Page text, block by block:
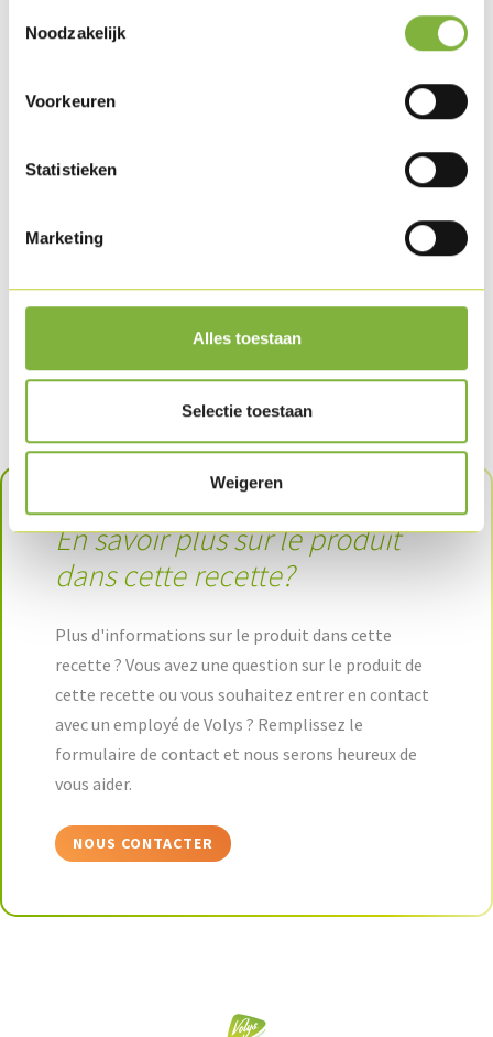
Noodzakelijk
Voorkeuren
Statistieken
Marketing
Alles toestaan
Selectie toestaan
Weigeren
En savoir plus sur le produit
dans cette recette?
Plus d'informations sur le produit dans cette
recette ? Vous avez une question sur le produit de
cette recette ou vous souhaitez entrer en contact
avec un employé de Volys ? Remplissez le
formulaire de contact et nous serons heureux de
vous aider.
NOUS CONTACTER